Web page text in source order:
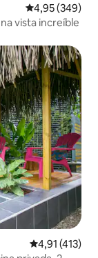
Calificación
4,95 (349)
vista increíble
Calificación
4,91 (413)